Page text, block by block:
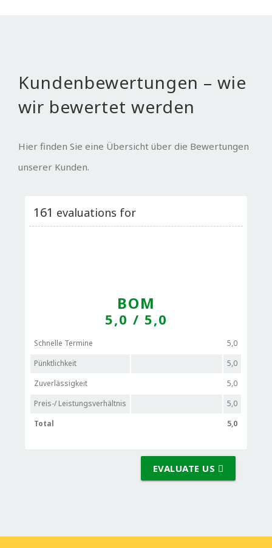
Kundenbewertungen – wie
wir bewertet werden
Hier finden Sie eine Übersicht über die Bewertungen
unserer Kunden.
161 evaluations for
BOM
5,0 / 5,0
Schnelle Termine
5,0
Pünktlichkeit
5,0
Zuverlässigkeit
5,0
Preis-/ Leistungsverhältnis
5,0
Total
5,0
EVALUATE US